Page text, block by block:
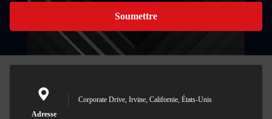
Soumettre
Adresse
Corporate Drive, Irvine, Californie, États-Unis